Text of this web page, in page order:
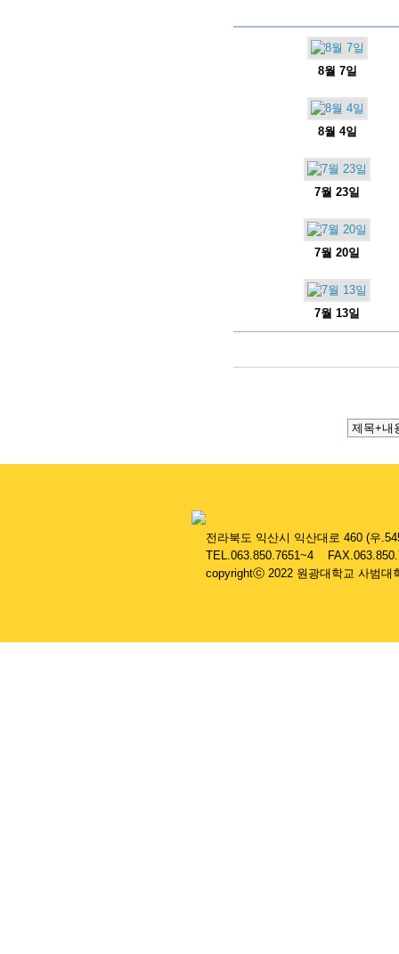
8월 7일
8월 4일
7월 23일
7월 20일
7월 13일
전라북도 익산시 익산대로 460 (우
TEL.063.850.7651~4
copyrightⓒ 2022 원광대학교 사범대